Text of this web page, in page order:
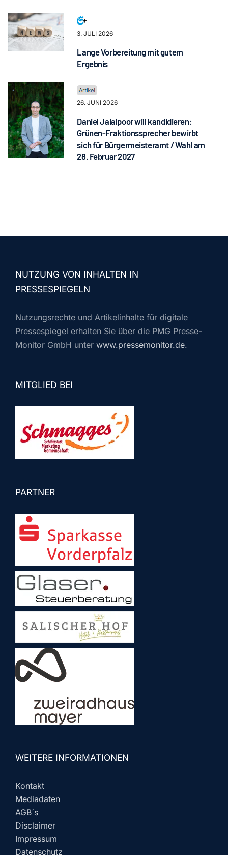
3. JULI 2026
Lange Vorbereitung mit gutem
Ergebnis
26. JUNI 2026
Daniel Jalalpoor will kandidieren:
Grünen-Fraktionssprecher bewirbt
sich für Bürgermeisteramt / Wahl am
28. Februar 2027
NUTZUNG VON INHALTEN IN
PRESSESPIEGELN
Nutzungsrechte und Artikelinhalte für digitale
Pressespiegel erhalten Sie über die PMG Presse-
Monitor GmbH unter www.pressemonitor.de.
MITGLIED BEI
PARTNER
WEITERE INFORMATIONEN
Kontakt
Mediadaten
AGB´s
Disclaimer
Impressum
Datenschutz